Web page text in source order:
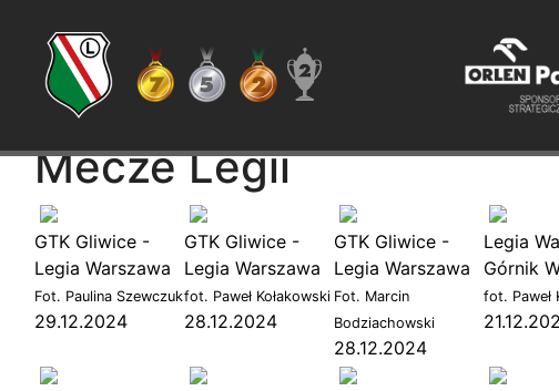
Mecze Legii
GTK Gliwice -
Legia Warszawa
Fot. Paulina Szewczuk
29.12.2024
GTK Gliwice -
Legia Warszawa
fot. Paweł Kołakowski
28.12.2024
GTK Gliwice -
Legia Warszawa
Fot. Marcin
Bodziachowski
28.12.2024
Legia
Górnik
fot. Paweł